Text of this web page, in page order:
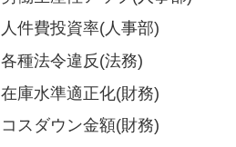
人件費投資率(人事部)
各種法令違反(法務)
在庫水準適正化(財務)
コスダウン金額(財務)